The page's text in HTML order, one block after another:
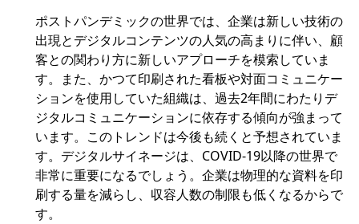
ポストパンデミックの世界では、企業は新しい技術の
出現とデジタルコンテンツの人気の高まりに伴い、顧
客との関わり方に新しいアプローチを模索していま
す。また、かつて印刷された看板や対面コミュニケー
ションを使用していた組織は、過去2年間にわたりデ
ジタルコミュニケーションに依存する傾向が強まって
います。このトレンドは今後も続くと予想されていま
す。デジタルサイネージは、COVID-19以降の世界で
非常に重要になるでしょう。企業は物理的な資料を印
刷する量を減らし、収容人数の制限も低くなるからで
す。